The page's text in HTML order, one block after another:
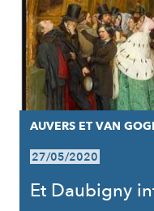
AUVERS ET VAN
27/05/2020
Et Daubigny